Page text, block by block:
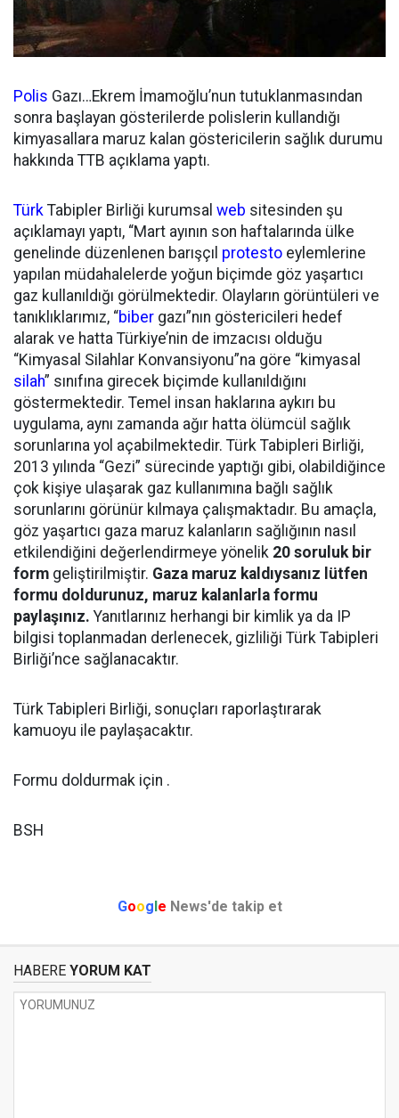
Polis Gazı…Ekrem İmamoğlu’nun tutuklanmasından
sonra başlayan gösterilerde polislerin kullandığı
kimyasallara maruz kalan göstericilerin sağlık durumu
hakkında TTB açıklama yaptı.
Türk Tabipler Birliği kurumsal web sitesinden şu
açıklamayı yaptı, “Mart ayının son haftalarında ülke
genelinde düzenlenen barışçıl protesto eylemlerine
yapılan müdahalelerde yoğun biçimde göz yaşartıcı
gaz kullanıldığı görülmektedir. Olayların görüntüleri ve
tanıklıklarımız, “biber gazı”nın göstericileri hedef
alarak ve hatta Türkiye’nin de imzacısı olduğu
“Kimyasal Silahlar Konvansiyonu”na göre “kimyasal
silah” sınıfına girecek biçimde kullanıldığını
göstermektedir. Temel insan haklarına aykırı bu
uygulama, aynı zamanda ağır hatta ölümcül sağlık
sorunlarına yol açabilmektedir. Türk Tabipleri Birliği,
2013 yılında “Gezi” sürecinde yaptığı gibi, olabildiğince
çok kişiye ulaşarak gaz kullanımına bağlı sağlık
sorunlarını görünür kılmaya çalışmaktadır. Bu amaçla,
göz yaşartıcı gaza maruz kalanların sağlığının nasıl
etkilendiğini değerlendirmeye yönelik 20 soruluk bir
form geliştirilmiştir. Gaza maruz kaldıysanız lütfen
formu doldurunuz, maruz kalanlarla formu
paylaşınız. Yanıtlarınız herhangi bir kimlik ya da IP
bilgisi toplanmadan derlenecek, gizliliği Türk Tabipleri
Birliği’nce sağlanacaktır.
Türk Tabipleri Birliği, sonuçları raporlaştırarak
kamuoyu ile paylaşacaktır.
Formu doldurmak için .
BSH
Google News'de takip et
HABERE YORUM KAT